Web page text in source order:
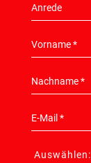
Auswählen: